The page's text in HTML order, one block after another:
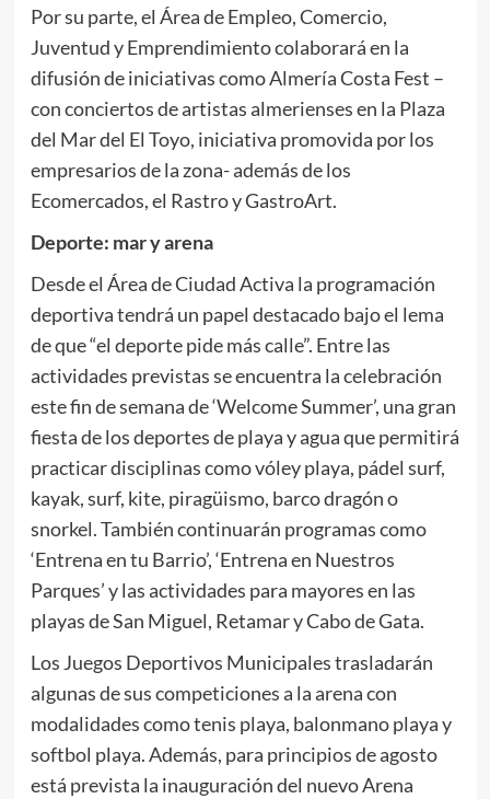
Por su parte, el Área de Empleo, Comercio,
Juventud y Emprendimiento colaborará en la
difusión de iniciativas como Almería Costa Fest –
con conciertos de artistas almerienses en la Plaza
del Mar del El Toyo, iniciativa promovida por los
empresarios de la zona- además de los
Ecomercados, el Rastro y GastroArt.
Deporte: mar y arena
Desde el Área de Ciudad Activa la programación
deportiva tendrá un papel destacado bajo el lema
de que “el deporte pide más calle”. Entre las
actividades previstas se encuentra la celebración
este fin de semana de ‘Welcome Summer’, una gran
fiesta de los deportes de playa y agua que permitirá
practicar disciplinas como vóley playa, pádel surf,
kayak, surf, kite, piragüismo, barco dragón o
snorkel. También continuarán programas como
‘Entrena en tu Barrio’, ‘Entrena en Nuestros
Parques’ y las actividades para mayores en las
playas de San Miguel, Retamar y Cabo de Gata.
Los Juegos Deportivos Municipales trasladarán
algunas de sus competiciones a la arena con
modalidades como tenis playa, balonmano playa y
softbol playa. Además, para principios de agosto
está prevista la inauguración del nuevo Arena